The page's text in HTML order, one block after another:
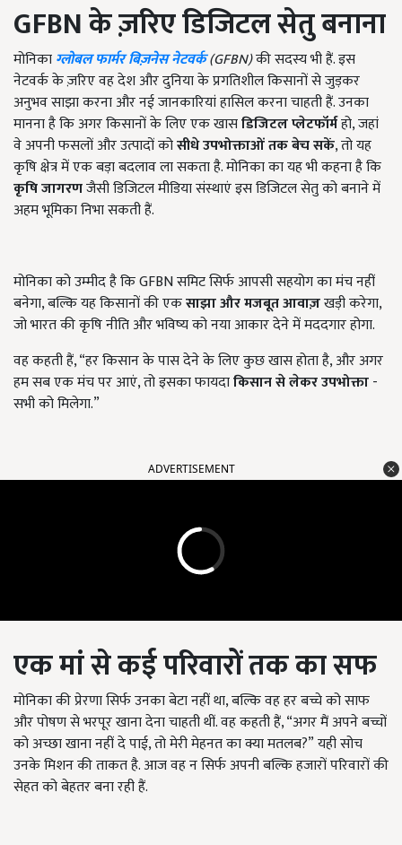
GFBNके ज़रिए डिजिटल सेतु बनाना
मोनिकाग्लोबल फार्मर बिज़नेस नेटवर्क(GFBN)की सदस्य भी हैं. इस
नेटवर्क के ज़रिए वह देश और दुनिया के प्रगतिशील किसानों से जुड़कर
अनुभव साझा करना और नई जानकारियां हासिल करना चाहती हैं. उनका
मानना है कि अगर किसानों के लिए एक खासडिजिटल प्लेटफॉर्महो,जहां
वे अपनी फसलों और उत्पादों कोसीधे उपभोक्ताओं तक बेच सकें,तो यह
कृषि क्षेत्र में एक बड़ा बदलाव ला सकता है. मोनिका का यह भी कहना है कि
कृषि जागरणजैसी डिजिटल मीडिया संस्थाएं इस डिजिटल सेतु को बनाने में
अहम भूमिका निभा सकती हैं.
मोनिका को उम्मीद है किGFBNसमिट सिर्फ आपसी सहयोग का मंच नहीं
बनेगा,बल्कि यह किसानों की एकसाझा और मजबूत आवाज़खड़ी करेगा,
जो भारत की कृषि नीति और भविष्य को नया आकार देने में मददगार होगा.
वह कहती हैं, “हर किसान के पास देने के लिए कुछ खास होता है,और अगर
हम सब एक मंच पर आएं,तो इसका फायदाकिसान से लेकर उपभोक्ता-
सभी को मिलेगा.”
ADVERTISEMENT
एक मां से कई परिवारों तक का सफ
मोनिका की प्रेरणा सिर्फ उनका बेटा नहीं था, बल्कि वह हर बच्चे को साफ
और पोषण से भरपूर खाना देना चाहती थीं. वह कहती हैं, “अगर मैं अपने बच्चों
को अच्छा खाना नहीं दे पाई, तो मेरी मेहनत का क्या मतलब?” यही सोच
उनके मिशन की ताकत है. आज वह न सिर्फ अपनी बल्कि हजारों परिवारों की
सेहत को बेहतर बना रही हैं.